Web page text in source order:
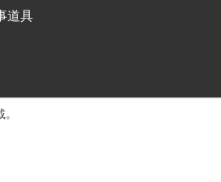
道具